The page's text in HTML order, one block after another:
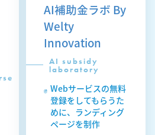
AI補助金ラボ By
Welty
Innovation
AI subsidy
laboratory
Webサービスの無料
登録をしてもらうた
めに、ランディング
ページを制作